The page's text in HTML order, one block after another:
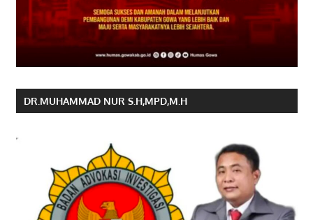
DR.MUHAMMAD NUR S.H,MPD,M.H